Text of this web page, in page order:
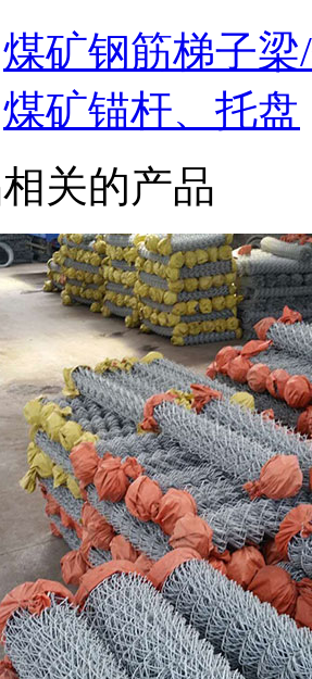
煤矿钢筋梯子
煤矿锚杆、托盘
关的产品